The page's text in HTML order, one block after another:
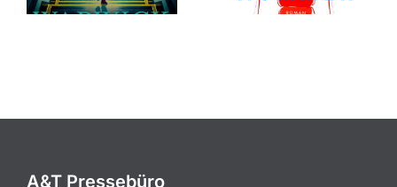
A&T Pressebüro